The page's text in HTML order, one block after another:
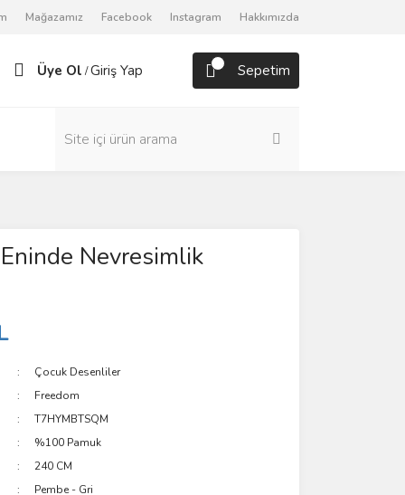
Mağazamız Facebook Instagram Hakkımızda
Üye Ol /Giriş Yap Sepetim
Nevresimlik
Çocuk Desenliler
Freedom
T7HYMBTSQM
%100 Pamuk
240 CM
Pembe - Gri